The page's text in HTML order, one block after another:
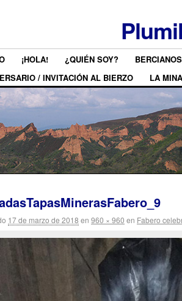
¡HOLA! ¿QUIÉN SOY?
/ INVITACIÓN AL BIERZO
LA MINA
17 de marzo de 2018 en 960 × 960 en Fabero